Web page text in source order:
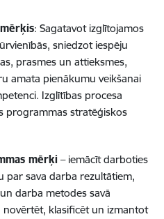
: Sagatavot izglītojamos
sniedzot iespēju
prasmes un attieksmes,
amata pienākumu veikšanai
Izglītības procesa
programmas stratēģiskos
mērķi – iemācīt darboties
par sava darba rezultātiem,
darba metodes savā
klasificēt un izmantot